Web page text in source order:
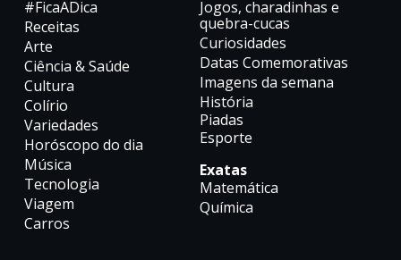
#FicaADica
Receitas
Arte
Ciência & Saúde
Cultura
Colírio
Variedades
Horóscopo do dia
Música
Tecnologia
Viagem
Carros
Jogos, charadinhas e
quebra-cucas
Curiosidades
Datas Comemorativas
Imagens da semana
História
Piadas
Esporte
Exatas
Matemática
Química